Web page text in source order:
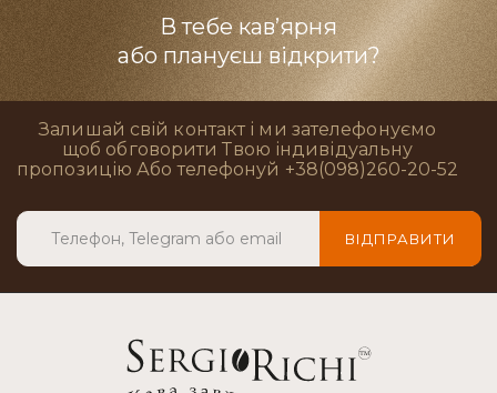
В тебе кав’ярня
або плануєш відкрити?
Залишай свій контакт і ми зателефонуємо
щоб обговорити Твою індивідуальну
пропозицію Або телефонуй +38(098)260-20-52
ВІДПРАВИТИ